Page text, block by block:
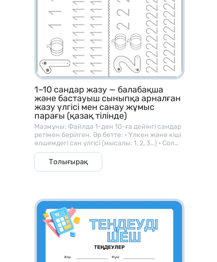
1–10 сандар жазу — балабақша
және бастауыш сыныпқа арналған
жазу үлгісі мен санау жұмыс
парағы (қазақ тілінде)
Мазмұны: Файлда 1-ден 10-ға дейінгі сандар
ретімен берілген. Әр бетте: • Үлкен және кіші
өлшемдегі сан үлгісі (мысалы: 1, 2, 3…) • Сол
санға сәйкес зат суреттері (алма, шар, гүл
және т.б.) • Балаларға арналған жазу
сызықтары, яғни сызық бойымен сандарды
үйрету; • Сан мен мөлшер ұғымын
байланыстыру; • Санау және көру арқылы
есте сақтау қабілетін жетілдіру.
Толығырақ